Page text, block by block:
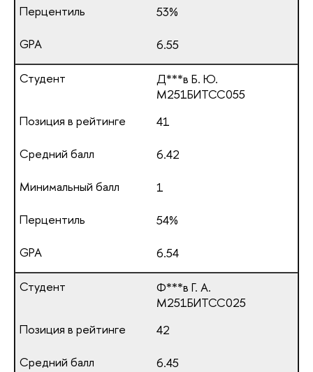
53%
6.55
Д***в Б. Ю.
М251БИТСС055
41
6.42
1
54%
6.54
Ф***в Г. А.
М251БИТСС025
42
6.45